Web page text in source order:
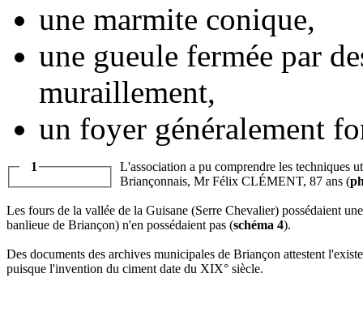
une marmite conique,
une gueule fermée par
muraillement,
un foyer généralement
1
L'association a pu comprendre les techniques
Briançonnais, Mr Félix CLÉMENT, 87 ans (
Les fours de la vallée de la Guisane (Serre Chevalier) possédaient
banlieue de Briançon) n'en possédaient pas (schéma 4).
Des documents des archives municipales de Briançon attestent
puisque l'invention du ciment date du XIX° siècle.